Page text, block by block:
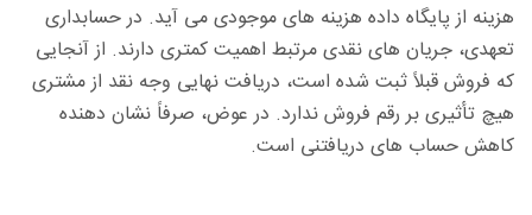
هزینه از پایگاه داده هزینه های موجودی می آید. در حسابداری
تعهدی، جریان های نقدی مرتبط اهمیت کمتری دارند. از آنجایی
که فروش قبلاً ثبت شده است، دریافت نهایی وجه نقد از مشتری
هیچ تأثیری بر رقم فروش ندارد. در عوض، صرفاً نشان دهنده
کاهش حساب های دریافتنی است.